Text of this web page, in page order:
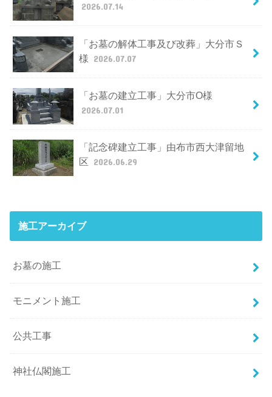
2026.07.14
「お墓の解体工事及び改葬」大分市Ｓ
様 2026.07.07
「お墓の建立工事」大分市O様
2026.07.01
「記念碑建立工事」由布市西大津留地
区 2026.06.29
施工アーカイブ
お墓の施工
モニメント施工
公共工事
神社仏閣施工